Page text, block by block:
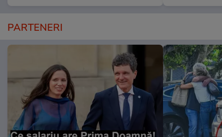
PARTENERI